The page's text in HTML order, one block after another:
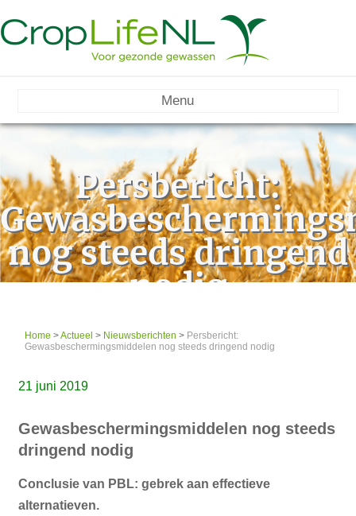
Menu
Persbericht:
nog steeds dringend
nodig
Home >Actueel > Nieuwsberichten > Persbericht:
Gewasbeschermingsmiddelen nog steeds dringend nodig
21 juni 2019
Gewasbeschermingsmiddelen nog steeds
dringend nodig
Conclusie van PBL: gebrek aan effectieve
alternatieven.